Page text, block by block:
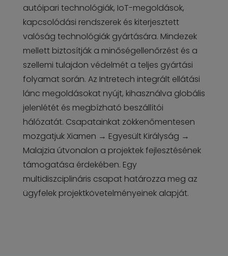
autóipari technológiák, IoT-megoldások,
kapcsolódási rendszerek és kiterjesztett
valóság technológiák gyártására. Mindezek
mellett biztosítják a minőségellenőrzést és a
szellemi tulajdon védelmét a teljes gyártási
folyamat során. Az Intretech integrált ellátási
lánc megoldásokat nyújt, kihasználva globális
jelenlétét és megbízható beszállítói
hálózatát. Csapatainkat zökkenőmentesen
mozgatjuk Xiamen → Egyesült Királyság →
Malajzia útvonalon a projektek fejlesztésének
támogatása érdekében. Egy
multidiszciplináris csapat határozza meg az
ügyfelek projektkövetelményeinek alapját.